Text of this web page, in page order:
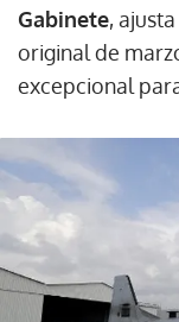
Gabinete,
original de
excepcional